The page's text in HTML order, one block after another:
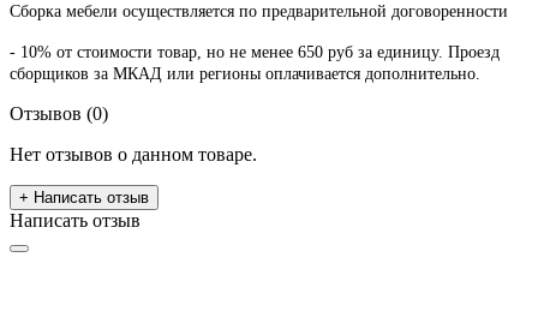
Сборка мебели осуществляется по предварительной договоренности
- 10% от стоимости товар, но не менее 650 руб за единицу. Проезд
сборщиков за МКАД или регионы оплачивается дополнительно.
Отзывов (0)
Нет отзывов о данном товаре.
+ Написать отзыв
Написать отзыв